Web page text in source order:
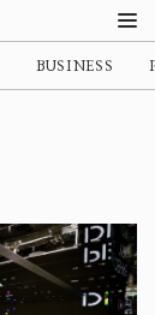
BUSINESS